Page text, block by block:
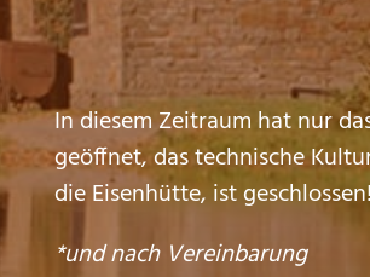
In diesem Zeitraum hat nur
geöffnet, das technische
die Eisenhütte, ist geschlossen!
*und nach Vereinbarung